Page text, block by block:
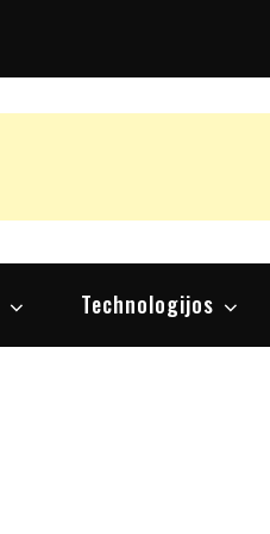
Technologijos